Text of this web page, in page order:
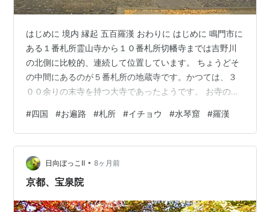
はじめに 境内 縁起 五百羅漢 おわりに はじめに 鳴門市に
ある１番札所霊山寺から１０番札所切幡寺までは吉野川
の北側に比較的、連続して位置しています。 ちょうどそ
の中間にあるのが５番札所の地蔵寺です。かつては、３
００余りの末寺を持つ大寺であったようです。 お寺の栄
境内の真ん中にありました。 幹の太さから歴史と生命力
を感じることができます。 境内 仁王門 金剛力士像では
なく多聞天と持国天の二天像が置かれています。 通常は
右が阿形で左が吽形なのですが、地蔵寺では阿吽が逆で
す。 鐘楼と修行大師 仁王門を入って、すぐ左手に鐘楼が
#四国 #お遍路 #札所 #イチョウ #水琴窟 #羅漢
日向ぼっこⅡ • 8ヶ月前
京都、宝泉院